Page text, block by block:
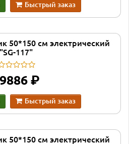
Быстрый заказ
50*150 см электрический
"SG-117"
руб.
Быстрый заказ
50*150 см электрический